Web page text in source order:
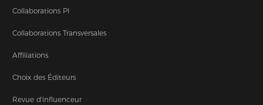
Collaborations PI
Collaborations Transversales
Affiliations
Choix des Éditeurs
Revue d'influenceur